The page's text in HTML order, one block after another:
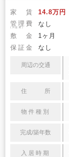
家 賃 14.8万円
管理費
(共益費) なし
敷 金
1ヶ月
保証金
なし
周辺の交通
住 所
物件種別
完成/築年数
入居時期